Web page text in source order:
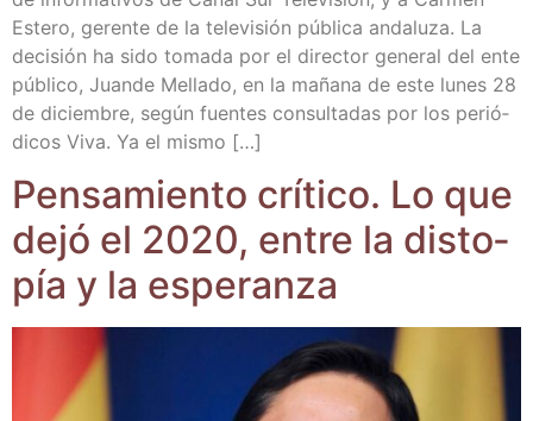
Este­ro, geren­te de la tele­vi­sión públi­ca anda­lu­za. La
deci­sión ha sido toma­da por el direc­tor gene­ral del ente
públi­co, Juan­de Mella­do, en la maña­na de este lunes 28
de diciem­bre, según fuen­tes con­sul­ta­das por los perió­
di­cos Viva. Ya el mismo […]
Pen­sa­mien­to crí­ti­co. Lo que
dejó el 2020, entre la dis­to­
pía y la esperanza